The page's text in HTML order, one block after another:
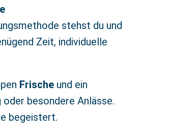
stehst du und
Zeit, individuelle
Frischeund ein
besondere Anlässe.
begeistert.